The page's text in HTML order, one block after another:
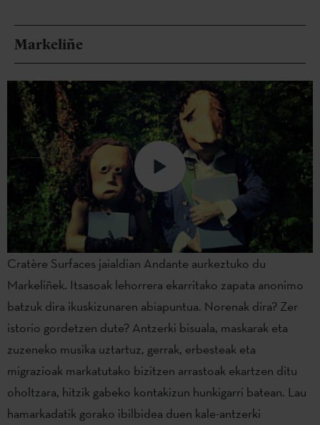
Markeliñe
Cratère Surfaces jaialdian Andante aurkeztuko du
Markeliñek. Itsasoak lehorrera ekarritako zapata anonimo
batzuk dira ikuskizunaren abiapuntua. Norenak dira? Zer
istorio gordetzen dute? Antzerki bisuala, maskarak eta
zuzeneko musika uztartuz, gerrak, erbesteak eta
migrazioak markatutako bizitzen arrastoak ekartzen ditu
oholtzara, hitzik gabeko kontakizun hunkigarri batean. Lau
hamarkadatik gorako ibilbidea duen kale-antzerki